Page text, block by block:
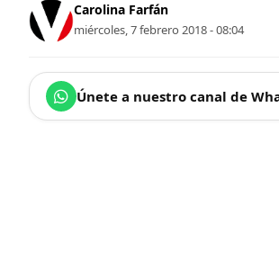
Carolina Farfán
miércoles, 7 febrero 2018 - 08:04
Únete a nuestro canal de